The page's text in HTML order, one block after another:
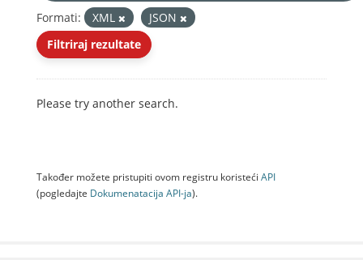
Formati:
XML
JSON
Filtriraj rezultate
Please try another search.
Također možete pristupiti ovom registru koristeći API
(pogledajte Dokumenаtаcijа API-jа).